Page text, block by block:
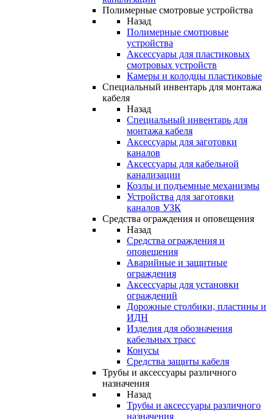
Полимерные смотровые устройства
Назад
Полимерные смотровые
устройства
Аксессуары для пластиковых
смотровых устройств
Камеры и колодцы пластиковые
Специальный инвентарь для монтажа
кабеля
Назад
Специальный инвентарь для
монтажа кабеля
Аксессуары для заготовки
каналов
Аксессуары для кабельной
канализации
Козлы и подъемные механизмы
Устройства для заготовки
каналов УЗК
Средства ограждения и оповещения
Назад
Средства ограждения и
оповещения
Аварийные и защитные
ограждения
Аксессуары для установки
ограждений
Дорожные столбики, пластины и
ИДН
Изделия для обозначения
кабельных трасс
Конусы
Средства защиты кабеля
Трубы и аксессуары различного
назначения
Назад
Трубы и аксессуары различного
назначения